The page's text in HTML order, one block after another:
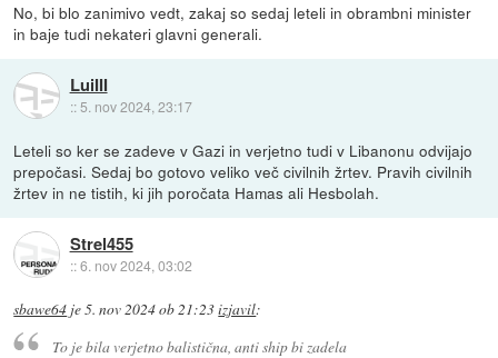
No, bi blo zanimivo vedt, zakaj so sedaj leteli in obrambni minister
in baje tudi nekateri glavni generali.
LuiIII
:: 5. nov 2024, 23:17
Leteli so ker se zadeve v Gazi in verjetno tudi v Libanonu odvijajo
prepočasi. Sedaj bo gotovo veliko več civilnih žrtev. Pravih civilnih
žrtev in ne tistih, ki jih poročata Hamas ali Hesbolah.
Strel455
::6. nov 2024, 03:02
sbawe64 je5. nov 2024 ob 21:23izjavil:
To je bila verjetno balistična, anti ship bi zadela